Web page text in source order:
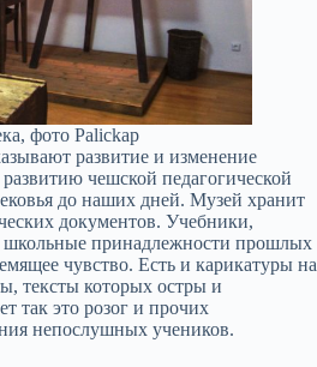
фото Palickap
развитие и изменение
чешской педагогической
до наших дней. Музей хранит
документов. Учебники,
принадлежности прошлых
чувство. Есть и карикатуры на
тексты которых остры и
так это розог и прочих
непослушных учеников.